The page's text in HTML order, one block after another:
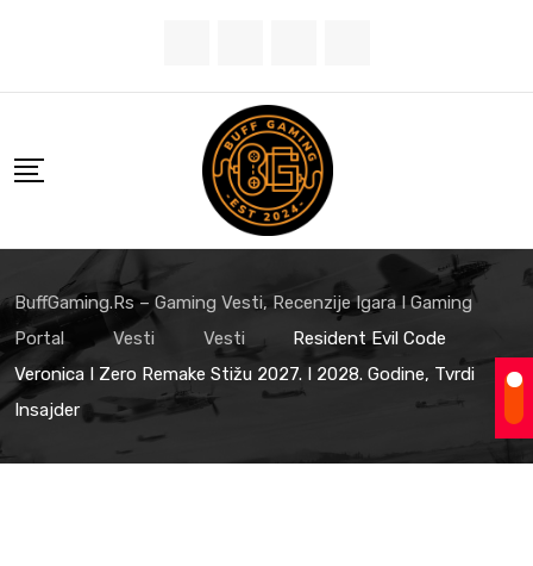
content
BuffGaming.rs – Gaming Vesti, Recenzije Igara I Gaming
Portal
Vesti Vesti
Resident Evil Code
Veronica I Zero Remake Stižu 2027. I 2028. Godine, Tvrdi
Insajder